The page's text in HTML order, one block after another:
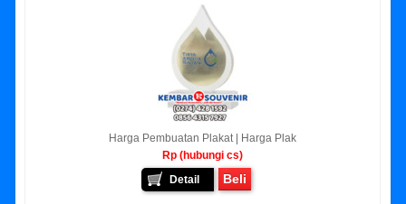
Harga Pembuatan Plakat | Harga Plak
Rp (hubungi cs)
Detail
Beli